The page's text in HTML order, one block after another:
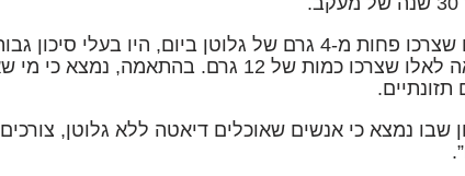
בסוכרת סוג 2 בהשוואה לאלו שצרכו כמות של 12 גרם.
שבו נמצא כי אנשים שאוכלים דיאטה ללא גלוטן,